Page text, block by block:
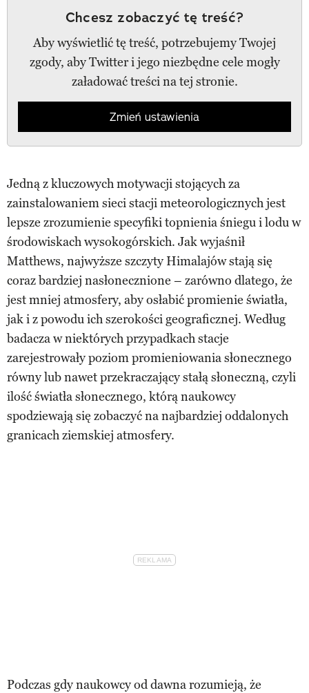
Chcesz zobaczyć tę treść?
Aby wyświetlić tę treść, potrzebujemy Twojej
zgody, aby Twitter i jego niezbędne cele mogły
załadować treści na tej stronie.
Zmień ustawienia
Jedną z kluczowych motywacji stojących za
zainstalowaniem sieci stacji meteorologicznych jest
lepsze zrozumienie specyfiki topnienia śniegu i lodu w
środowiskach wysokogórskich. Jak wyjaśnił
Matthews, najwyższe szczyty Himalajów stają się
coraz bardziej nasłonecznione – zarówno dlatego, że
jest mniej atmosfery, aby osłabić promienie światła,
jak i z powodu ich szerokości geograficznej. Według
badacza w niektórych przypadkach stacje
zarejestrowały poziom promieniowania słonecznego
równy lub nawet przekraczający stałą słoneczną, czyli
ilość światła słonecznego, którą naukowcy
spodziewają się zobaczyć na najbardziej oddalonych
granicach ziemskiej atmosfery.
Podczas gdy naukowcy od dawna rozumieją, że